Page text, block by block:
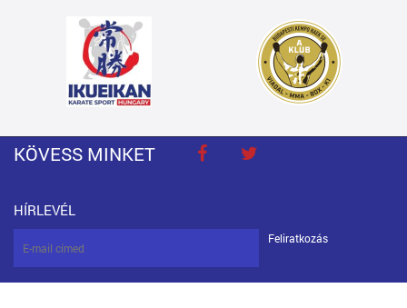
KÖVESS MINKET
HÍRLEVÉL
Feliratkozás